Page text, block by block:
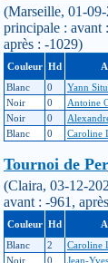
(Marseille, 01-
principale : avant
après : -1029)
Couleur Hd
Blanc
0 Yann
Noir
0 Antoine
Noir
0
Blanc
0 Caroline
Tournoi de
(Claira, 03-12-
avant : -961,
Couleur Hd
Blanc
2 Caroline
Noir
0 Jean-